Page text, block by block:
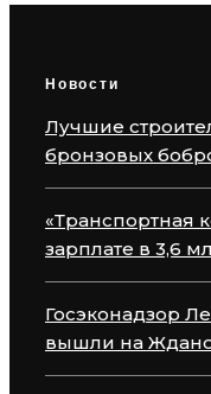
Новости
Лучшие
бронзовых
«Транспортная
зарплате в 3,6
Госэконадзор
вышли на